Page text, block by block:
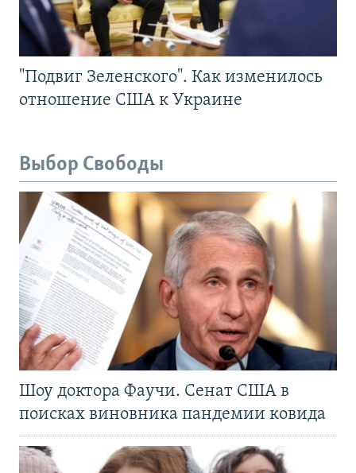
"Подвиг Зеленского". Как изменилось
отношение США к Украине
Выбор Свободы
Шоу доктора Фаучи. Сенат США в
поисках виновника пандемии ковида